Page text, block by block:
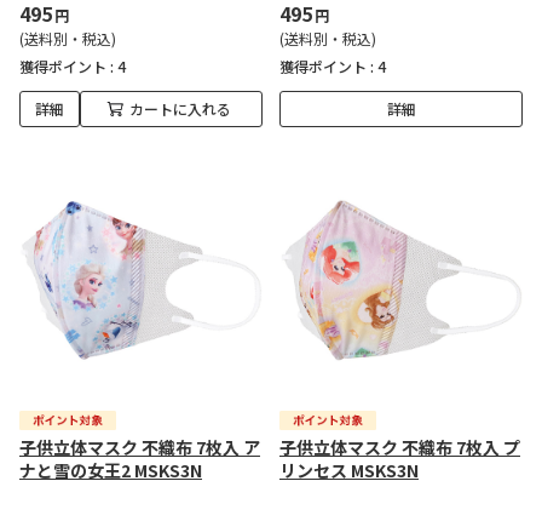
495円
(送料別・税込)
獲得ポイント : 4
詳細 カートに入れる
495円
(送料別・税込)
獲得ポイント : 4
詳細
子供立体マスク 不織布 7枚入 ア
ナと雪の女王2 MSKS3N
子供立体マスク 不織布 7枚入 プ
リンセス MSKS3N